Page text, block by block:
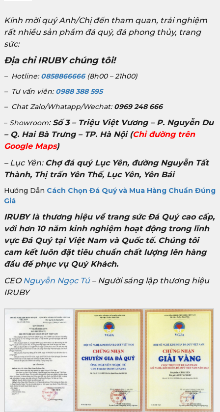
Kính mời quý Anh/Chị đến tham quan, trải nghiệm
rất nhiều sản phẩm đá quý, đá phong thủy, trang
sức:
Địa chỉ IRUBY chúng tôi!
– Hotline: 0858866666(8h00 – 21h00)
– Tư vấn viên: 0988 388 595
– Chat Zalo/Whatapp/Wechat: 0969 248 666
– Showroom: Số 3 – Triệu Việt Vương – P. Nguyễn Du
– Q. Hai Bà Trưng – TP. Hà Nội(Chỉ đường trên
Google Maps)
– Lục Yên: Chợ đá quý Lục Yên, đường Nguyễn Tất
Thành, Thị trấn Yên Thế, Lục Yên, Yên Bái
Hướng Dẫn Cách Chọn Đá Quý và Mua Hàng Chuẩn Đúng
Giá
IRUBY là thương hiệu về trang sức Đá Quý cao cấp,
với hơn 10 năm kinh nghiệm hoạt động trong lĩnh
vực Đá Quý tại Việt Nam và Quốc tế. Chúng tôi
cam kết luôn đặt tiêu chuẩn chất lượng lên hàng
đầu để phục vụ Quý Khách.
CEONguyễn Ngọc Tú– Người sáng lập thương hiệu
IRUBY